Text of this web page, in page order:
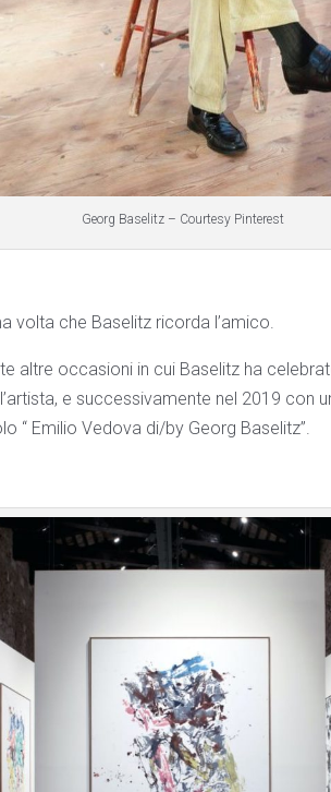
Georg Baselitz – Courtesy Pinterest
volta che Baselitz ricorda l’amico.
altre occasioni in cui Baselitz ha
e successivamente nel 2019 con
“ Emilio Vedova di/by Georg Baselitz”.